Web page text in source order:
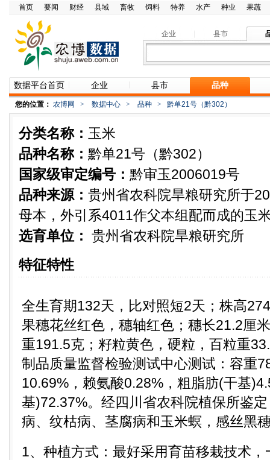
首页 要闻 财经 县域 畜牧 饲料 特养 水产 种业 果蔬
企业 县市
数据平台首页 企业 县市 品种
您的位置： 农博网 > 数据中心 > 品种 > 黔单21号（黔302）
分类名称： 玉米
品种名称： 黔单21号（黔302）
国家级审定编号： 黔审玉2006019号
品种来源： 贵州省农科院旱粮研究所于
母本，外引系4011作父本组配而成的玉
选育单位： 贵州省农科院旱粮研究所
特征特性
全生育期132天，比对照短2天；株高
果穗花丝红色，穗轴红色；穗长21.2厘
重191.5克；籽粒黄色，硬粒，百粒重
制品质量监督检验测试中心测试：容重
10.69%，赖氨酸0.28%，粗脂肪(干基
基)72.37%。经四川省农科院植保所鉴
病、纹枯病、茎腐病和玉米螟，感丝黑
1、种植方式：最好采用育苗移栽技术